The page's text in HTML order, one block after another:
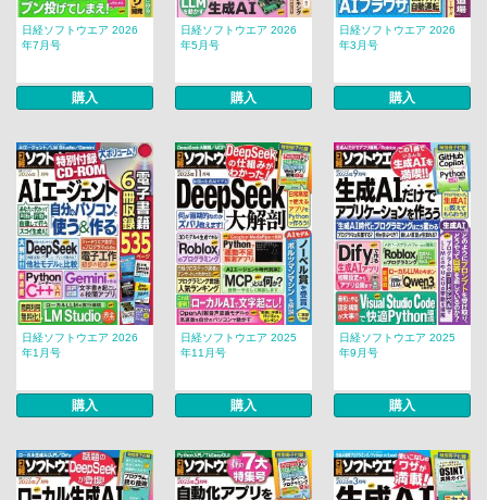
日経ソフトウエア 2026
年7月号
購入
日経ソフトウエア 2026
年5月号
購入
日経ソフトウエア 2026
年3月号
購入
日経ソフトウエア 2026
年1月号
購入
日経ソフトウエア 2025
年11月号
購入
日経ソフトウエア 2025
年9月号
購入